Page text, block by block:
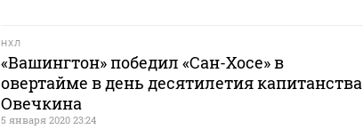
НХЛ
«Вашингтон» победил «Сан-Хосе» в
овертайме в день десятилетия капитанства
Овечкина
5 января 2020 23:24